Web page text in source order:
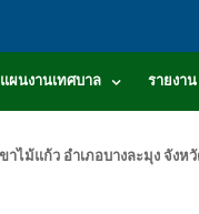
แผนงานเทศบาล รายงาน
าไม้แก้ว อำเภอบางละมุง จัง